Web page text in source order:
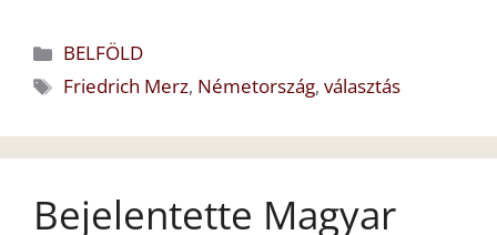
Kategória
BELFÖLD
Címkék
Friedrich Merz, Németország,választás
Bejelentette Magyar